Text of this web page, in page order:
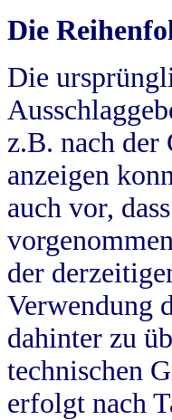
Die
Die
z.B. nach
anzeigen
auch vor,
der
Verwendung
dahinter zu
technischen
erfolgt nach